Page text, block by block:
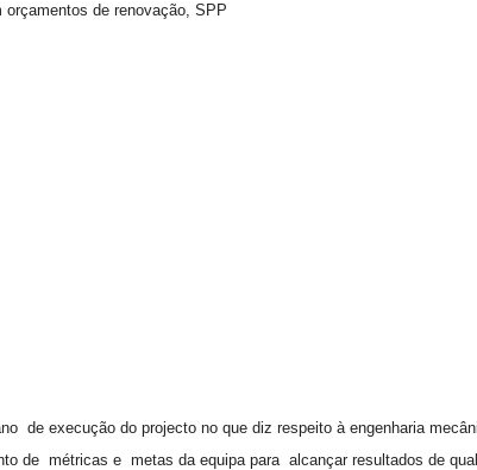
de renovação, SPP
de execução do projecto no que diz respeito à engenharia
de métricas e metas da equipa para alcançar resultados de